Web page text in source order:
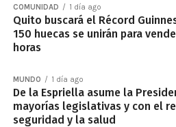
COMUNIDAD 1 día ago
Quito buscará el Récord
150 huecas se unirán para
horas
MUNDO 1 día ago
De la Espriella asume la
mayorías legislativas y con el
seguridad y la salud